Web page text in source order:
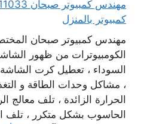
كمبيوتر بالمنزل
مهندس كمبيوتر صبحان
الكومبيوترات من ظهور
السوداء ، تعطيل كرت
، مشاكل وحدات الطاقة و
الحرارة الزائدة ، تلف معالج
الحاسوب بشكل متكرر ، تلف